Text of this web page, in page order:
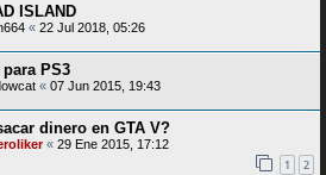
ISLAND
« 22 Jul 2018, 05:26
PS3
« 07 Jun 2015, 19:43
dinero en GTA V?
« 29 Ene 2015, 17:12
1 2